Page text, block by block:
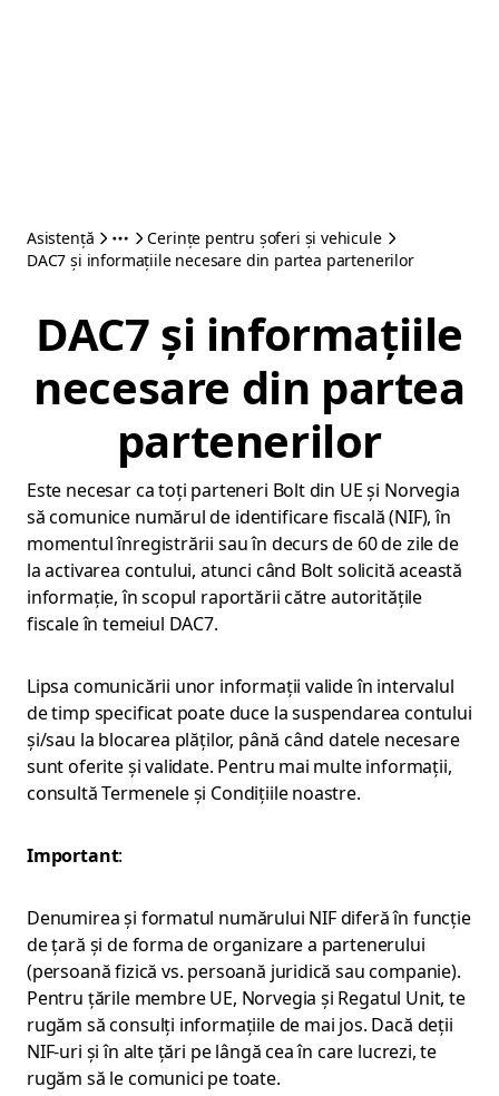
Asistență
Cerințe pentru șoferi și vehicule
DAC7 și informațiile necesare din partea partenerilor
DAC7 și informațiile
necesare din partea
partenerilor
Este necesar ca toți parteneri Bolt din UE și Norvegia
să comunice numărul de identificare fiscală (NIF), în
momentul înregistrării sau în decurs de 60 de zile de
la activarea contului, atunci când Bolt solicită această
informație, în scopul raportării către autoritățile
fiscale în temeiul DAC7.
Lipsa comunicării unor informații valide în intervalul
de timp specificat poate duce la suspendarea contului
și/sau la blocarea plăților, până când datele necesare
sunt oferite și validate. Pentru mai multe informații,
consultă Termenele și Condițiile noastre.
Important:
Denumirea și formatul numărului NIF diferă în funcție
de țară și de forma de organizare a partenerului
(persoană fizică vs. persoană juridică sau companie).
Pentru țările membre UE, Norvegia și Regatul Unit, te
rugăm să consulți informațiile de mai jos. Dacă deții
NIF-uri și în alte țări pe lângă cea în care lucrezi, te
rugăm să le comunici pe toate.